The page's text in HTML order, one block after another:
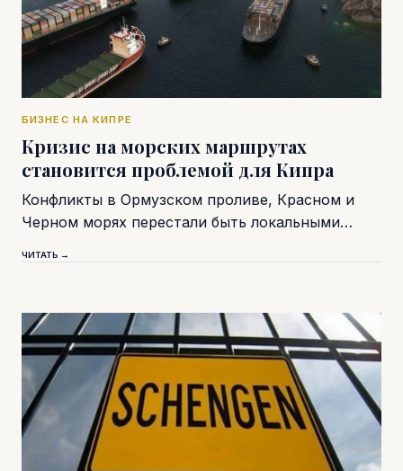
БИЗНЕС НА КИПРЕ
Кризис на морских маршрутах
становится проблемой для Кипра
Конфликты в Ормузском проливе, Красном и
Черном морях перестали быть локальными…
ЧИТАТЬ →